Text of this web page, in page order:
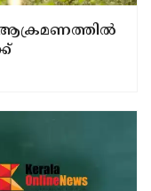
ആക്രമണത്തിൽ